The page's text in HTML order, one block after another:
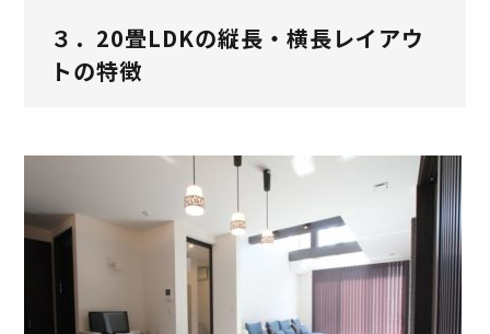
３．20畳LDKの縦長・横長レイアウ
トの特徴